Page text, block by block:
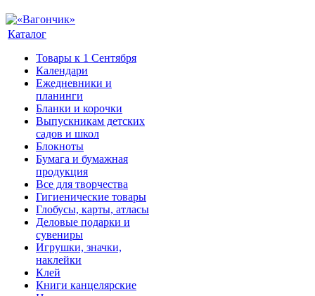
Каталог
Товары к 1 Сентября
Календари
Ежедневники и
планинги
Бланки и корочки
Выпускникам детских
садов и школ
Блокноты
Бумага и бумажная
продукция
Все для творчества
Гигиенические товары
Глобусы, карты, атласы
Деловые подарки и
сувениры
Игрушки, значки,
наклейки
Клей
Книги канцелярские